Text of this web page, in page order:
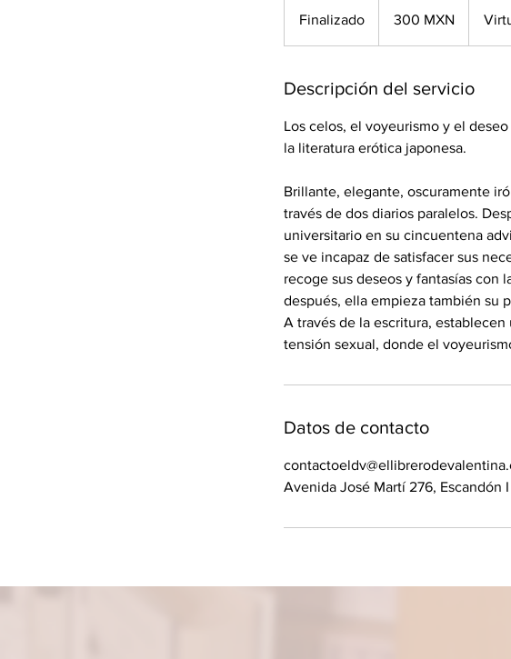
Finalizado
a
i
z
d
o
mexicanos
300 MXN
Descripción del servicio
Los celos, el voyeurismo y el
la literatura erótica japonesa.
Brillante, elegante, oscuramente
través de dos diarios paralelos.
universitario en su cincuentena
se ve incapaz de satisfacer sus
recoge sus deseos y fantasías con
después, ella empieza también su
A través de la escritura,
tensión sexual, donde el
Datos de contacto
Avenida José Martí 276, Escandón